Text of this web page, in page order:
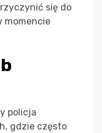
się do
momencie
policja
gdzie często